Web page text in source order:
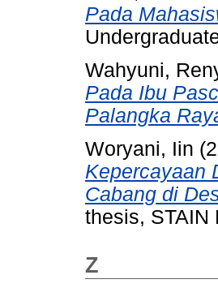
Pada
Wahyuni,
Pada Ibu
Palangka
Woryani, Iin
Kepercayaan
Cabang di
thesis, STAIN
Z